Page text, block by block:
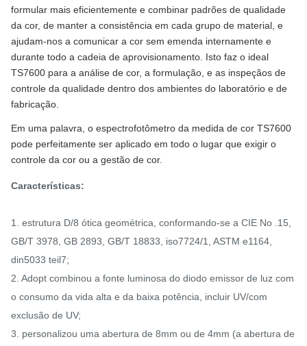
formular mais eficientemente e combinar padrões de qualidade
da cor, de manter a consistência em cada grupo de material, e
ajudam-nos a comunicar a cor sem emenda internamente e
durante todo a cadeia de aprovisionamento. Isto faz o ideal
TS7600 para a análise de cor, a formulação, e as inspeçãos de
controle da qualidade dentro dos ambientes do laboratório e de
fabricação.
Em uma palavra, o espectrofotômetro da medida de cor TS7600
pode perfeitamente ser aplicado em todo o lugar que exigir o
controle da cor ou a gestão de cor.
Características:
1. estrutura D/8 ótica geométrica, conformando-se a CIE No .15,
GB/T 3978, GB 2893, GB/T 18833, iso7724/1, ASTM e1164,
din5033 teil7;
2. Adopt combinou a fonte luminosa do diodo emissor de luz com
o consumo da vida alta e da baixa potência, incluir UV/com
exclusão de UV;
3. personalizou uma abertura de 8mm ou de 4mm (a abertura de